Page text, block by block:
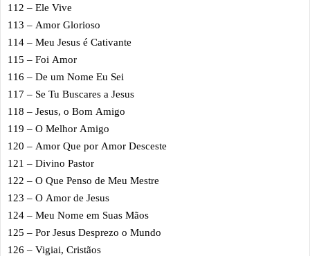
112 – Ele Vive
113 – Amor Glorioso
114 – Meu Jesus é Cativante
115 – Foi Amor
116 – De um Nome Eu Sei
117 – Se Tu Buscares a Jesus
118 – Jesus, o Bom Amigo
119 – O Melhor Amigo
120 – Amor Que por Amor Desceste
121 – Divino Pastor
122 – O Que Penso de Meu Mestre
123 – O Amor de Jesus
124 – Meu Nome em Suas Mãos
125 – Por Jesus Desprezo o Mundo
126 – Vigiai, Cristãos